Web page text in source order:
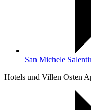
San Michele
Hotels und Villen Osten